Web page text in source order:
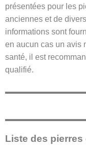
présentées pour les
anciennes et de
informations sont
en aucun cas un avis
santé, il est
qualifié.
Liste des pierres